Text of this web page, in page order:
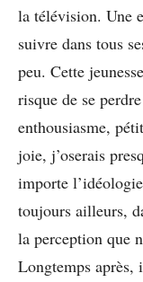
la télévision. Une
suivre dans tous
peu. Cette
risque de se
enthousiasme,
joie, j’oserais
importe
toujours ailleurs,
la perception que
Longtemps après,